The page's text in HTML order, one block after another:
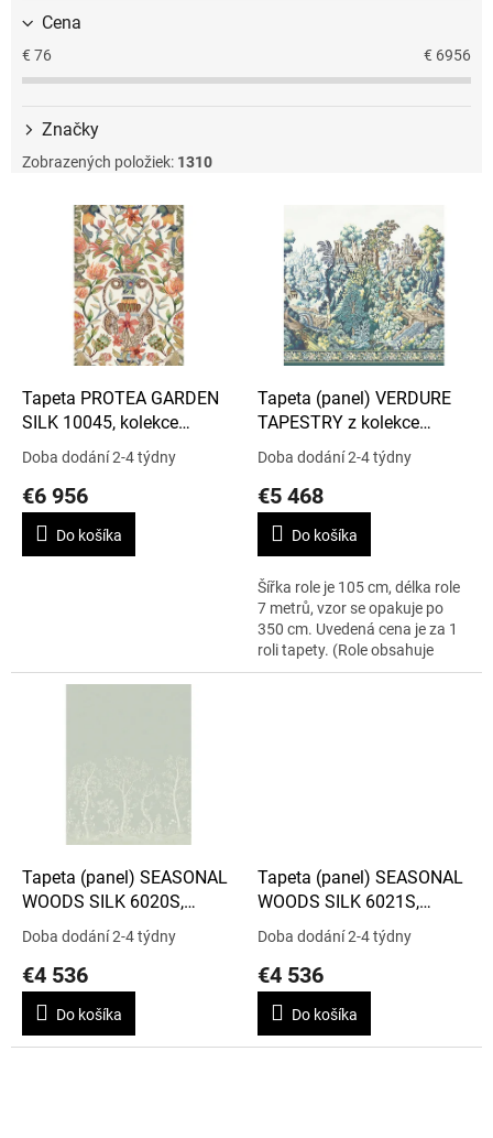
Cena
€ 76 € 6956
Značky
Zobrazených položiek: 1310
Tapeta PROTEA GARDEN
SILK 10045, kolekce
ARDMORE - JABULA
Doba dodání 2-4 týdny
€6 956
Do košíka
Tapeta (panel) VERDURE
TAPESTRY z kolekce
HISTORICAL ROYAL
PALACES 118/17039
Doba dodání 2-4 týdny
€5 468
Do košíka
Šířka role je 105 cm, délka role
7 metrů, vzor se opakuje po
350 cm. Uvedená cena je za 1
roli tapety. (Role obsahuje
panel se skládá ze dvou pruhů
Tapeta (panel) SEASONAL
WOODS SILK 6020S,
kolekce THE GARDENS
Doba dodání 2-4 týdny
€4 536
Do košíka
Tapeta (panel) SEASONAL
WOODS SILK 6021S,
kolekce THE GARDENS
Doba dodání 2-4 týdny
€4 536
Do košíka